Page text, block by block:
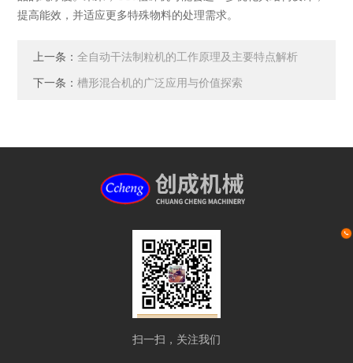
提高能效，并适应更多特殊物料的处理需求‌。
上一条：全自动干法制粒机的工作原理及主要特点解析
下一条：槽形混合机的广泛应用与价值探索
扫一扫，关注我们